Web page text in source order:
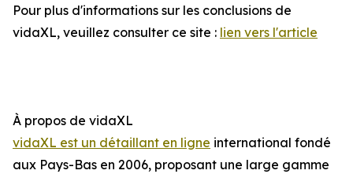
Pour plus d'informations sur les conclusions de
vidaXL, veuillez consulter ce site : lien vers l'article
À propos de vidaXL
vidaXL est un détaillant en ligne international fondé
aux Pays-Bas en 2006, proposant une large gamme